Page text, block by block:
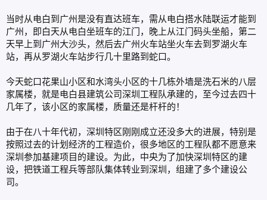
当时从电白到广州是没有直达班车，需从电白搭水陆联运才能到
广州，即白天从电白坐班车的江门，晚上从江门码头坐船，第二
天早上到广州大沙头，然后去广州火车站坐火车去到罗湖火车
站，再从罗湖火车站步行几十里路到蛇口。
今天蛇口花果山小区和水湾头小区的十几栋外墙是洗石米的八层
家属楼，就是电白县建筑公司深圳工程队承建的，至今过去四十
几年了，该小区的家属楼，质量还是杆杆的！
由于在八十年代初，深圳特区刚刚成立还没多大的进展，特别是
按照过去的计划经济的工程造价，很多地区的工程队都不愿意来
深圳参加基建项目的建设。为此，中央为了加快深圳特区的建
设，把铁道工程兵等部队集体转业到深圳，组建了多个建设公
司。